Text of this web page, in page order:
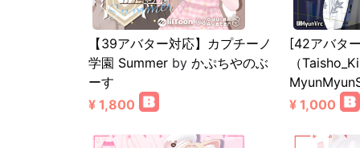
【39アバター対応】カプチーノ
学園 Summer by かぷちやのぶ
ーす
¥ 1,800
[42アバタ
（
¥ 1,000